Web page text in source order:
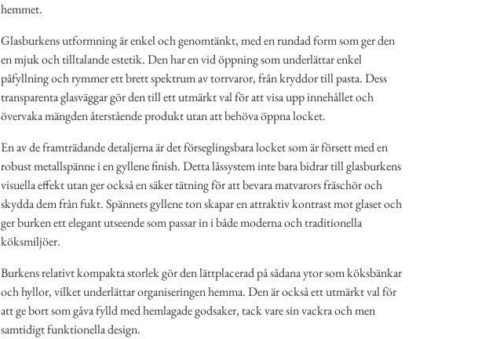
hemmet.
Glasburkens utformning är enkel och genomtänkt, med en rundad form som ger den
en mjuk och tilltalande estetik. Den har en vid öppning som underlättar enkel
påfyllning och rymmer ett brett spektrum av torrvaror, från kryddor till pasta. Dess
transparenta glasväggar gör den till ett utmärkt val för att visa upp innehållet och
övervaka mängden återstående produkt utan att behöva öppna locket.
En av de framträdande detaljerna är det förseglingsbara locket som är försett med en
robust metallspänne i en gyllene finish. Detta låssystem inte bara bidrar till glasburkens
visuella effekt utan ger också en säker tätning för att bevara matvarors fräschör och
skydda dem från fukt. Spännets gyllene ton skapar en attraktiv kontrast mot glaset och
ger burken ett elegant utseende som passar in i både moderna och traditionella
köksmiljöer.
Burkens relativt kompakta storlek gör den lättplacerad på sådana ytor som köksbänkar
och hyllor, vilket underlättar organiseringen hemma. Den är också ett utmärkt val för
att ge bort som gåva fylld med hemlagade godsaker, tack vare sin vackra och men
samtidigt funktionella design.